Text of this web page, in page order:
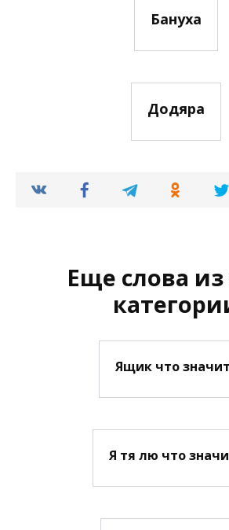
Бануха
Додяра
Еще слова из
Ящик что
Я тя лю что